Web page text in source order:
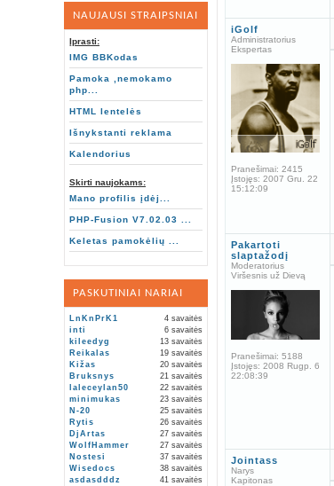
NAUJAUSI STRAIPSNIAI
Įprasti:
IMG BBKodas
Pamoka ,nemokamo
php...
HTML lentelės
Išnykstanti reklama
Kalendorius
Skirti naujokams:
Mano profilis įdėj...
PHP-Fusion V7.02.03 ...
Keletas pamokėlių ...
PASKUTINIAI NARIAI
LnKnPrK1
4 savaitės
inti
6 savaitės
kileedyg
13 savaitės
Reikalas
19 savaitės
Kižas
20 savaitės
Bruksnys
21 savaitės
laleceylan50
22 savaitės
minimukas
23 savaitės
N-20
25 savaitės
Rytis
26 savaitės
DjArtas
27 savaitės
WolfHammer
27 savaitės
Nostesi
37 savaitės
Wisedocs
38 savaitės
asdasdddz
41 savaitės
iGolf
Administratorius
Ekspertas
Pranešimai: 2415
Įstojęs: 2007 Gru. 22
15:12:09
Pakartoti
slaptažodį
Moderatorius
Viršesnis už Dievą
Pranešimai: 5188
Įstojęs: 2008 Rugp. 6
22:08:39
Jointass
Narys
Kapitonas